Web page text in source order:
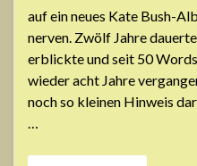
auf ein neues Kate Bush-
nerven. Zwölf Jahre
erblickte und seit 50
wieder acht Jahre
noch so kleinen Hinweis
…